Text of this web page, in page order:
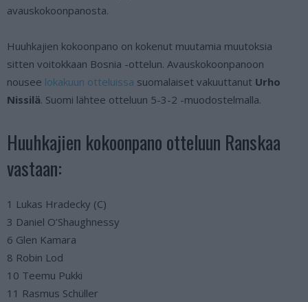
avauskokoonpanosta.
Huuhkajien kokoonpano on kokenut muutamia muutoksia
sitten voitokkaan Bosnia -ottelun. Avauskokoonpanoon
nousee lokakuun otteluissa suomalaiset vakuuttanut Urho
Nissilä. Suomi lähtee otteluun 5-3-2 -muodostelmalla.
Huuhkajien kokoonpano otteluun Ranskaa
vastaan:
1 Lukas Hradecky (C)
3 Daniel O’Shaughnessy
6 Glen Kamara
8 Robin Lod
10 Teemu Pukki
11 Rasmus Schüller